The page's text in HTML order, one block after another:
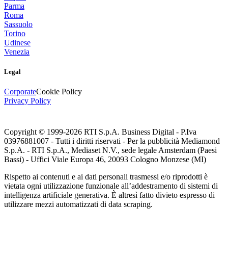
Parma
Roma
Sassuolo
Torino
Udinese
Venezia
Legal
CorporateCookie Policy
Privacy Policy
Copyright © 1999-2026 RTI S.p.A. Business Digital - P.Iva
03976881007 - Tutti i diritti riservati - Per la pubblicità Mediamond
S.p.A. - RTI S.p.A., Mediaset N.V., sede legale Amsterdam (Paesi
Bassi) - Uffici Viale Europa 46, 20093 Cologno Monzese (MI)
Rispetto ai contenuti e ai dati personali trasmessi e/o riprodotti è
vietata ogni utilizzazione funzionale all’addestramento di sistemi di
intelligenza artificiale generativa. È altresì fatto divieto espresso di
utilizzare mezzi automatizzati di data scraping.